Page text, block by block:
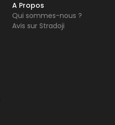
A Propos
Qui sommes-nous ?
Avis sur Stradoji